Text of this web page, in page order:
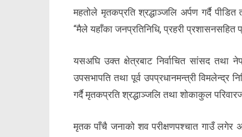
महतोले मृतकप्रति श्रद्धाञ्जलि अर्पण गर्दै
“मैले यहाँका जनप्रतिनिधि, प्रहरी
यसअघि उक्त क्षेत्रबाट निर्वाचित सांसद तथा
उपसभापति तथा पूर्व उपप्रधानमन्त्री विमलेन्द्र
गर्दै मृतकप्रति श्रद्धाञ्जलि तथा शोकाकुल
मृतक पाँचै जनाको शव परीक्षणपश्चात गाउँ लगेर